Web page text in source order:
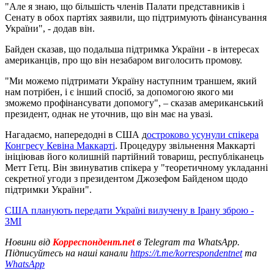
"Але я знаю, що більшість членів Палати представників і
Сенату в обох партіях заявили, що підтримують фінансування
України", - додав він.
Байден сказав, що подальша підтримка України - в інтересах
американців, про що він незабаром виголосить промову.
"Ми можемо підтримати Україну наступним траншем, який
нам потрібен, і є інший спосіб, за допомогою якого ми
зможемо профінансувати допомогу", – сказав американський
президент, однак не уточнив, що він має на увазі.
Нагадаємо, напередодні в США достроково усунули спікера
Конгресу Кевіна Маккарті. Процедуру звільнення Маккарті
ініціював його колишній партійний товариш, республіканець
Метт Гетц. Він звинуватив спікера у "теоретичному укладанні
секретної угоди з президентом Джозефом Байденом щодо
підтримки України".
США планують передати Україні вилучену в Ірану зброю -
ЗМІ
Новини від Корреспондент.netв Telegram та WhatsApp.
Підписуйтесь на наші канали https://t.me/korrespondentnetта
WhatsApp